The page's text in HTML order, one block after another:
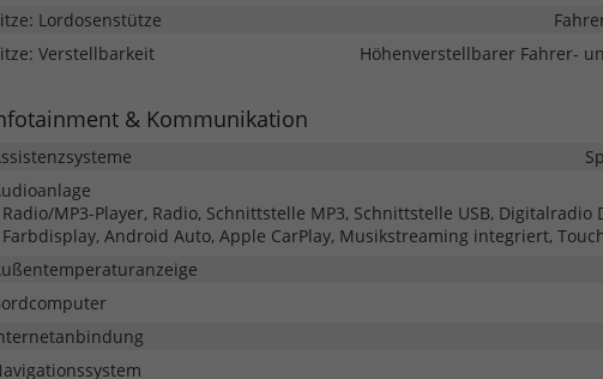
Lordosenstütze
Verstellbarkeit
Höhenverstellbarer Fahrer-
& Kommunikation
Radio/MP3-Player, Radio, Schnittstelle MP3, Schnittstelle USB, Digitalradio
Farbdisplay, Android Auto, Apple CarPlay, Musikstreaming integriert,